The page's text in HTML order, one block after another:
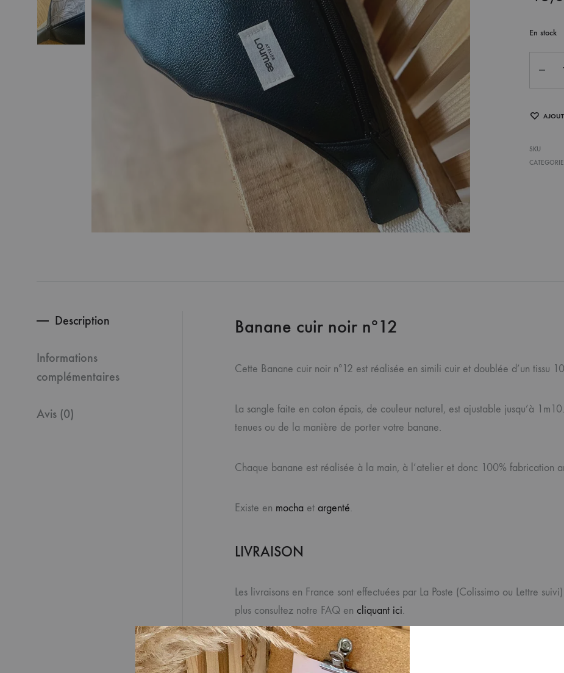
En stock
SKU
Description
Informations
complémentaires
Avis (0)
Banane cuir noir nº12
Cette Banane cuir noir nº12 est réalisée en simili cuir et doublée d’un tissu
La sangle faite en coton épais, de couleur naturel, est ajustable jusqu’à
tenues ou de la manière de porter votre banane.
Chaque banane est réalisée à la main, à l’atelier et donc 100% fabrication
Existe en mocha et argenté.
LIVRAISON
Les livraisons en France sont effectuées par La Poste (Colissimo ou Lettre
plus consultez notre FAQ en cliquant ici.